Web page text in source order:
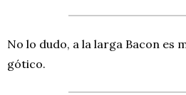
No lo dudo, a la larga Bacon es
gótico.